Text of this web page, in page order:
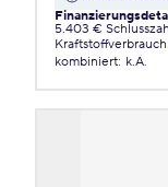
5.403 €
kombiniert: k.A.